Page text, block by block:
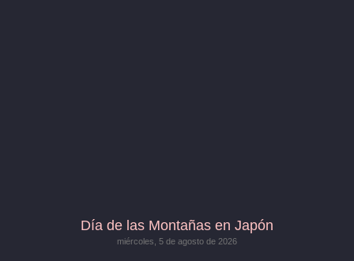
Día de las Montañas en Japón
miércoles, 5 de agosto de 2026